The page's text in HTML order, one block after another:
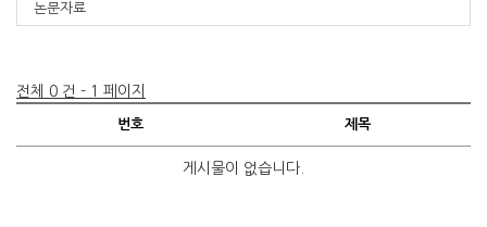
논문자료
전체 0 건 - 1 페이지
번호 제목
게시물이 없습니다.